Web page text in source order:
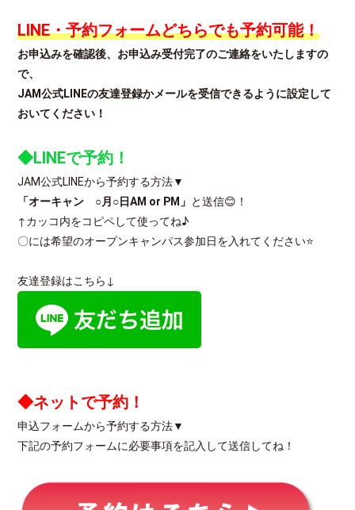
LINE・予約フォームどちらでも予約可能！
お申込みを確認後、お申込み受付完了のご連絡をいたしますの
で、
JAM公式LINEの友達登録かメールを受信できるように設定して
おいてください！
◆LINEで予約！
JAM公式LINEから予約する方法▼
「オーキャン ○月○日AM or PM」 と送信😊！
↑カッコ内をコピペして使ってね♪
〇には希望のオープンキャンパス参加日を入れてください⭐
友達登録はこちら↓
◆ネットで予約！
申込フォームから予約する方法▼
下記の予約フォームに必要事項を記入して送信してね！